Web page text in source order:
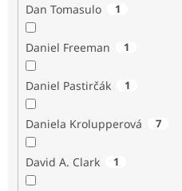
Dan Tomasulo 1
Daniel Freeman 1
Daniel Pastirčák 1
Daniela Krolupperová 7
David A. Clark 1